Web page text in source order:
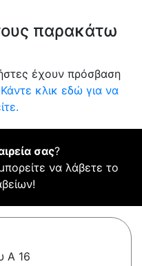
παρακάτω
έχουν πρόσβαση
Κάντε κλικ εδώ για να
σας?
να λάβετε το
Α 16